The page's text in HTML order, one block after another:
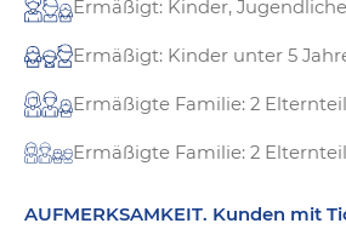
Ermäßigt: Kinder,
Ermäßigt: Kinder unter 5
Ermäßigte Familie: 2
Ermäßigte Familie: 2
AUFMERKSAMKEIT. Kunden mit